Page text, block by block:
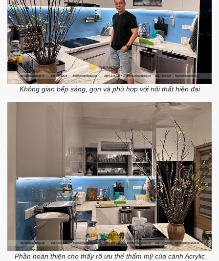
Không gian bếp sáng, gọn và phù hợp với nội thất hiện đại
Phần hoàn thiện cho thấy rõ ưu thế thẩm mỹ của cánh Acrylic